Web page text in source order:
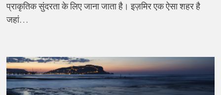
प्राकृतिक सुंदरता के लिए जाना जाता है। इज़मिर एक ऐसा शहर है
जहां…